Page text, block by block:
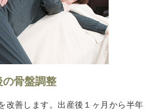
の骨盤調整
改善します。出産後１ヶ月から半年